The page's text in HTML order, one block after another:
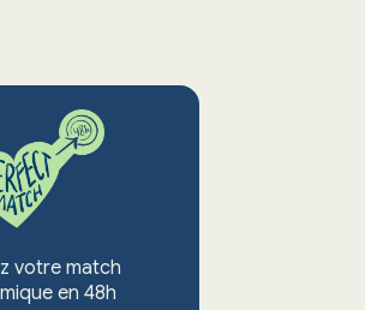
votre match
en 48h